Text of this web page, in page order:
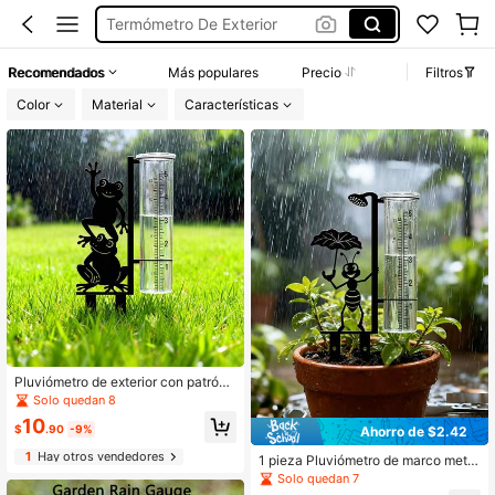
Tazas Medidoras De Vidrio
Pluviometro
Recomendados Más populares Precio
Filtros
Color
Material Características
Pluviómetro de exterior con patrón
de rana (incluye taza medidora de v
idrio), pluviómetro de marco metálic
o de gran capacidad, adecuado par
sped, diseño hermoso, estable y dur
Solo quedan 8
$10.90 -9%
1Hay otros vendedores
Ahorro de $2.42
1 pieza Pluviómetro de marco metál
ico de gran capacidad, preciso y fá
cil de leer, adecuado para jardín, pa
Solo quedan 7